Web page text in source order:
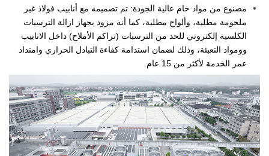
مصنوع من مواد خام عالية الجودة: تم تصميمه مع أنابيب فولاذ غير
ملحومة مطلية، وألواح مطلية، كما أنه مزود بجهاز ازالة الترسبات
الكلسية إلكتروني للحد من الترسبات (تراكم الأملاح) داخل الانابيب
وومواد التعبئة، وذلك لضمان استدامة كفاءة التبادل الحراري وامتداد
عمر الخدمة لأكثر من 15 عام.